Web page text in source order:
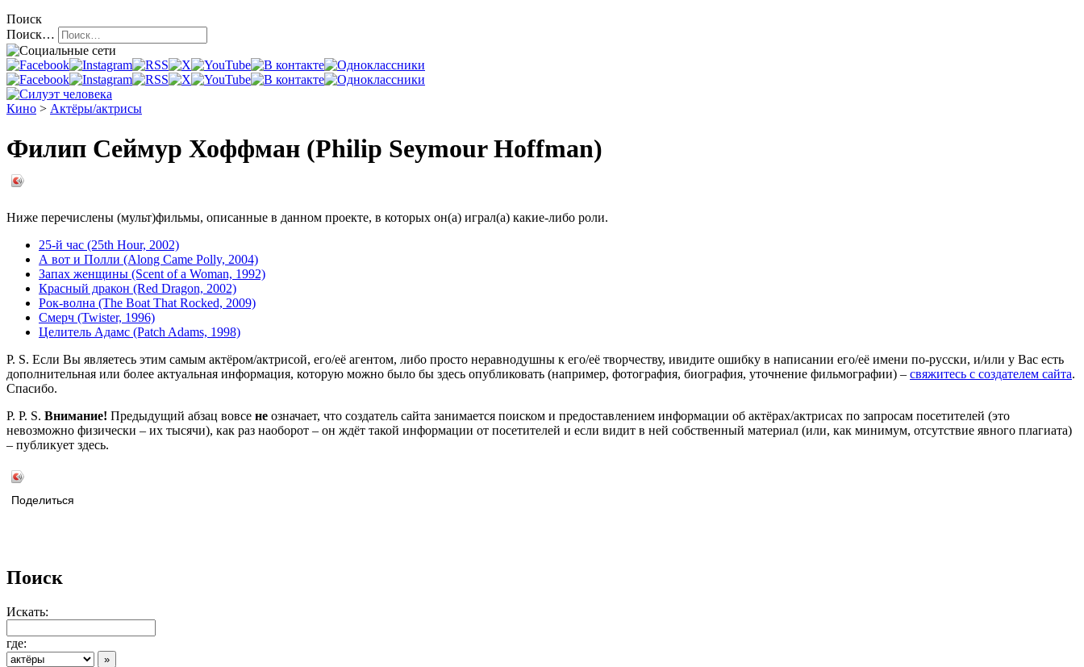
Поиск
Поиск…
Кино > Актёры/актрисы
Филип Сеймур Хоффман (Philip Seymour Hoffman)
Ниже перечислены (мульт)фильмы, описанные в данном проекте, в которых он(а) играл(а) какие-либо роли.
25-й час (25th Hour, 2002)
А вот и Полли (Along Came Polly, 2004)
Запах женщины (Scent of a Woman, 1992)
Красный дракон (Red Dragon, 2002)
Рок-волна (The Boat That Rocked, 2009)
Смерч (Twister, 1996)
Целитель Адамс (Patch Adams, 1998)
P. S. Если Вы являетесь этим самым актёром/актрисой, его/её агентом, либо просто неравнодушны к его/её творчеству, ивидите ошибку в написании его/её имени по-русски, и/или у Вас есть
дополнительная или более актуальная информация, которую можно было бы здесь опубликовать (например, фотография, биография, уточнение фильмографии) – свяжитесь с создателем сайта.
Спасибо.
P. P. S. Внимание! Предыдущий абзац вовсе не означает, что создатель сайта занимается поиском и предоставлением информации об актёрах/актрисах по запросам посетителей (это
невозможно физически – их тысячи), как раз наоборот – он ждёт такой информации от посетителей и если видит в ней собственный материал (или, как минимум, отсутствие явного плагиата)
– публикует здесь.
Поделиться
Поиск
Искать:
где: